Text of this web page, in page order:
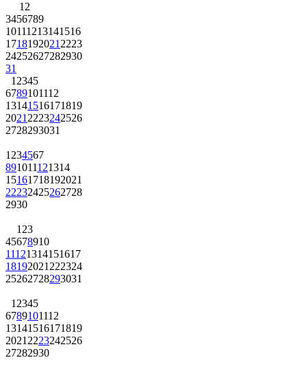
1 2
3456789
10111213141516
1718192021 2223
24252627282930
31
1 2345
6789101112
13141516171819
2021 2223242526
2728293031
1 234567
891011121314
15161718192021
22232425262728
2930
1 23
45678910
11121314151617
18192021 222324
25262728293031
1 2345
6789101112
13141516171819
2021 2223242526
27282930